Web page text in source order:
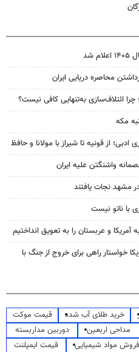
محاصره دریایی ایران
ائتلاف‌سازی به‌تنهایی کافی نیست؟
مکه
از قونیه تا شیراز با مولانا و حافظ
واشنگتن علیه ایران
با ناتو نیست
و عربستان را به تعویق انداختیم
خواستار راهی برای خروج از جنگ با
خرید طلای آب شده
قیمت موکت
مداحی اربعین
دوربین مداربسته
فروش مواد شیمیایی
قیمت ایمپلنت